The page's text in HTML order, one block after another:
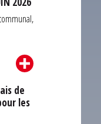
de
les